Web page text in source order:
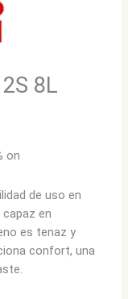
8L
on
de uso en
en
es tenaz y
confort, una